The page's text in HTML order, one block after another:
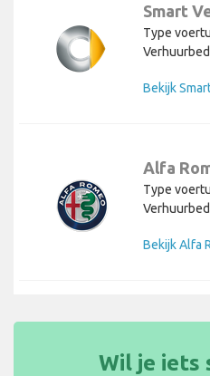
Smart
Type
Bekijk
Alfa
Type
Bekijk Alfa
Wil je iets